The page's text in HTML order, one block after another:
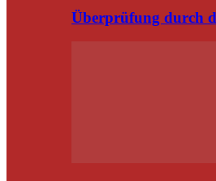
Überprüfung durch